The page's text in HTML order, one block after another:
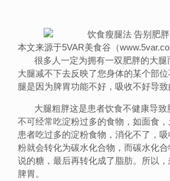
本文来源于5VAR美食谷（
很多人一定为拥有一双肥胖的大腿
大腿减不下去反映了您身体的某个部
腿是因为脾胃功能不好，吸收不好导致
大腿粗胖这是患者饮食不健康导致
不可经常吃淀粉过多的食物，如面食
患者吃过多的淀粉食物，消化不了，
粉就会转化为碳水化合物，而碳水化
说的糖，最后再转化成了脂肪。所以
脾胃。